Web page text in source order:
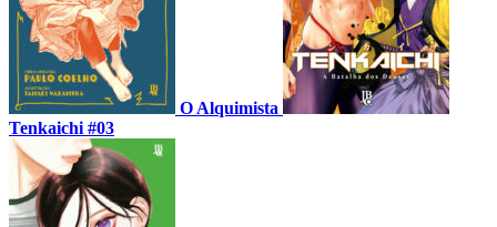
O Alquimista
Tenkaichi #03